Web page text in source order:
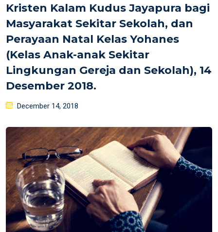
Kristen Kalam Kudus Jayapura bagi
Masyarakat Sekitar Sekolah, dan
Perayaan Natal Kelas Yohanes
(Kelas Anak-anak Sekitar
Lingkungan Gereja dan Sekolah), 14
Desember 2018.
Posted
December 14, 2018